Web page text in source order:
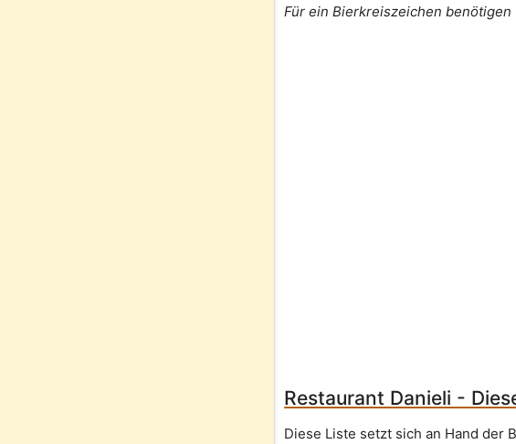
Für ein Bierkreiszeichen
Restaurant Danieli -
Diese Liste setzt sich an Hand der